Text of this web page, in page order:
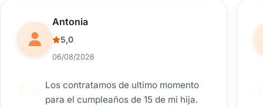
Reseña de usuario.
Antonia
5,0
06/08/2026
Los contratamos de ultimo momento
para el cumpleaños de 15 de mi hija.